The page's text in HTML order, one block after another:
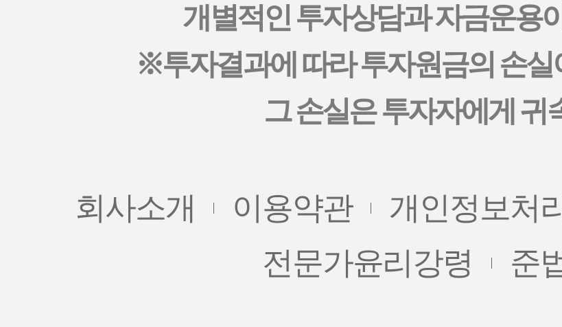
개별적인 투자상담과 자금운용
※투자결과에 따라 투자원금의 손실
그 손실은 투자자에게 귀
회사소개 이용약관 개인정보처
전문가윤리강령
준